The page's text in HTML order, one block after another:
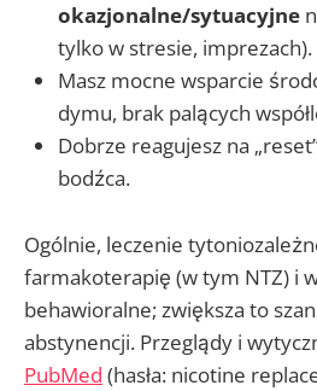
okazjonalne/sytuacyjne
tylko w stresie, imprezach).
Masz mocne wsparcie
dymu, brak palących
Dobrze reagujesz na
bodźca.
Ogólnie, leczenie
farmakoterapię (w tym NTZ) i
behawioralne; zwiększa to
abstynencji. Przeglądy i
PubMed (hasła: nicotine